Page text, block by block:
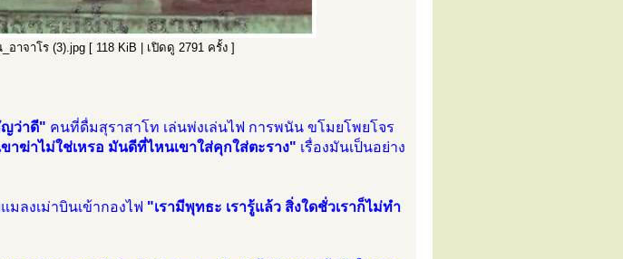
อาจาโร (3).jpg [ 118 KiB | เปิดดู 2791 ครั้ง ]
ญว่าดี" คนที่ดื่มสุราสาโท เล่นพ่งเล่นไฟ การพนัน ขโมยโพยโจร
าฆ่าไม่ใช่เหรอ มันดีที่ไหนเขาใส่คุกใส่ตะราง" เรื่องมันเป็นอย่าง
มลงเม่าบินเข้ากองไฟ "เรามีพุทธะ เรารู้แล้ว สิ่งใดชั่วเราก็ไม่ทำ